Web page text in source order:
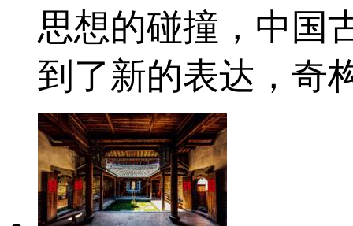
思想的碰撞，中国
到了新的表达，奇